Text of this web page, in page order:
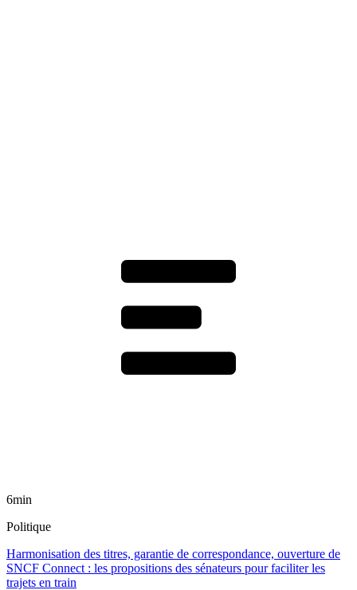
6min
Politique
Harmonisation des titres, garantie de correspondance, ouverture de
SNCF Connect : les propositions des sénateurs pour faciliter les
trajets en train